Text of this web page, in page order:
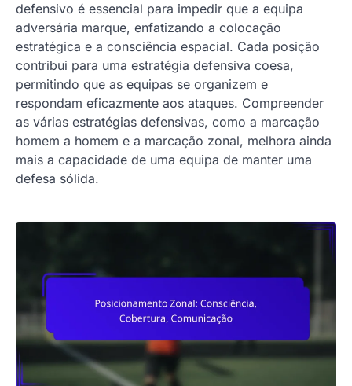
defensivo é essencial para impedir que a equipa
adversária marque, enfatizando a colocação
estratégica e a consciência espacial. Cada posição
contribui para uma estratégia defensiva coesa,
permitindo que as equipas se organizem e
respondam eficazmente aos ataques. Compreender
as várias estratégias defensivas, como a marcação
homem a homem e a marcação zonal, melhora ainda
mais a capacidade de uma equipa de manter uma
defesa sólida.